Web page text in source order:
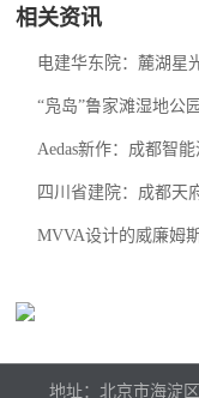
相关资讯
电建华东院：麓湖星
“凫岛”鲁家滩湿地公
Aedas新作：成都智
四川省建院：成都天
MVVA设计的威廉姆
地址：北京市海淀